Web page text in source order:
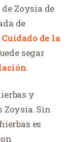
Zoysia de
de
Cuidado de la
segar
.
y
Zoysia. Sin
es